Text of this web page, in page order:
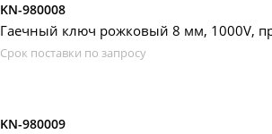
KN-980008
Гаечный ключ рожковый 8 мм, 1000V,
Срок поставки по запросу
KN-980009